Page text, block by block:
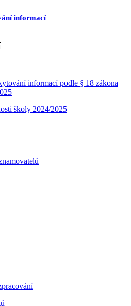
informací
informací podle § 18 zákona
školy 2024/2025